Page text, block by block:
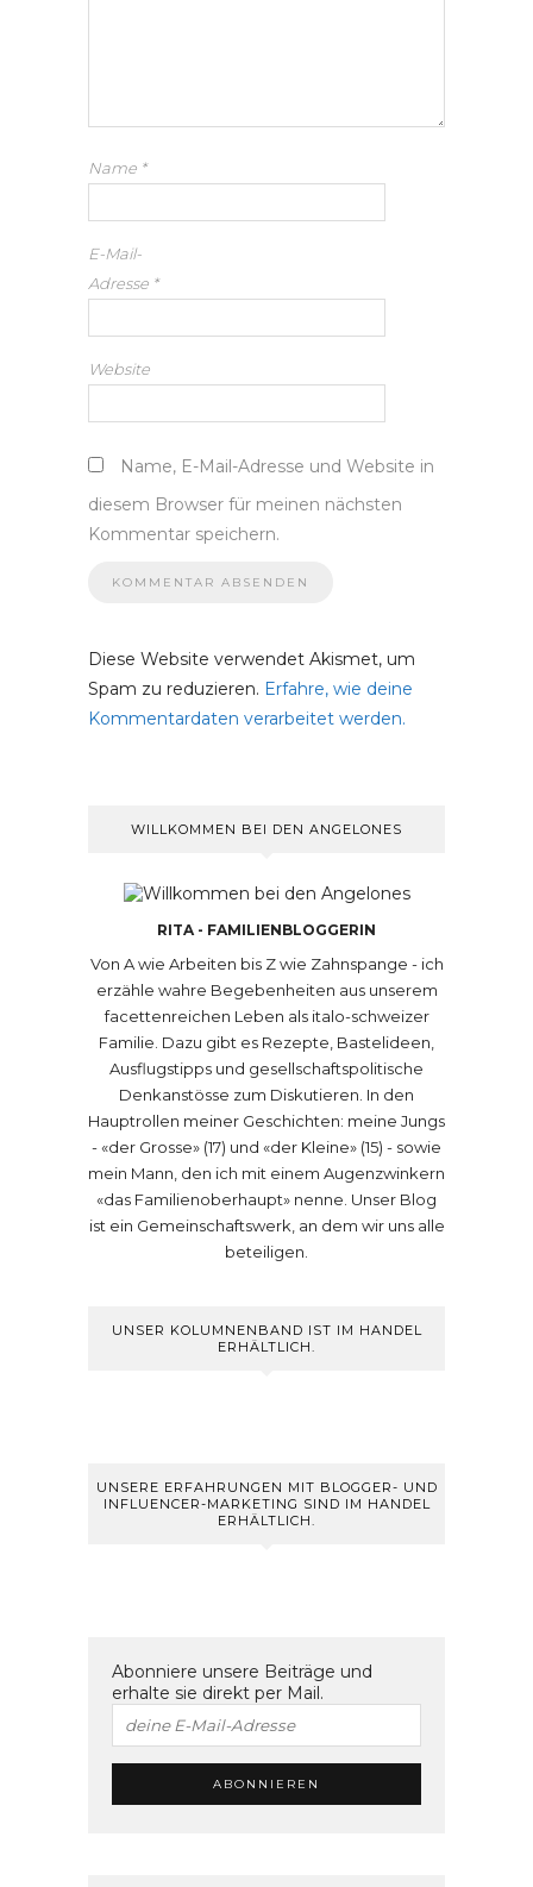
Name *
E-Mail-
Adresse *
Website
Name, E-Mail-Adresse und Website in
diesem Browser für meinen nächsten
Kommentar speichern.
Diese Website verwendet Akismet, um
Spam zu reduzieren. Erfahre, wie deine
Kommentardaten verarbeitet werden.
WILLKOMMEN BEI DEN ANGELONES
RITA - FAMILIENBLOGGERIN
Von A wie Arbeiten bis Z wie Zahnspange - ich
erzähle wahre Begebenheiten aus unserem
facettenreichen Leben als italo-schweizer
Familie. Dazu gibt es Rezepte, Bastelideen,
Ausflugstipps und gesellschaftspolitische
Denkanstösse zum Diskutieren. In den
Hauptrollen meiner Geschichten: meine Jungs
- «der Grosse» (17) und «der Kleine» (15) - sowie
mein Mann, den ich mit einem Augenzwinkern
«das Familienoberhaupt» nenne. Unser Blog
ist ein Gemeinschaftswerk, an dem wir uns alle
beteiligen.
UNSER KOLUMNENBAND IST IM HANDEL
ERHÄLTLICH.
UNSERE ERFAHRUNGEN MIT BLOGGER- UND
INFLUENCER-MARKETING SIND IM HANDEL
ERHÄLTLICH.
Abonniere unsere Beiträge und
erhalte sie direkt per Mail.